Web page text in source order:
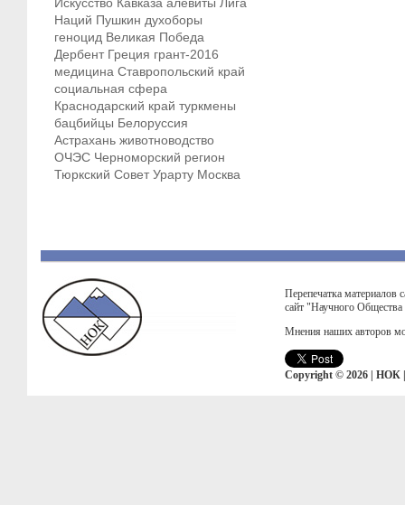
Наций Пушкин духоборы
геноцид Великая Победа
Дербент Греция грант-2016
медицина Ставропольский край
социальная сфера
Краснодарский край туркмены
бацбийцы Белоруссия
Астрахань животноводство
ОЧЭС Черноморский регион
Тюркский Совет Урарту Москва
Перепечатка материалов
сайт "Научного
Мнения наших авторов
Copyright © 2026 | НОК